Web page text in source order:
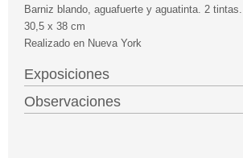
Barniz blando, aguafuerte y aguatinta. 2 tintas.
30,5 x 38 cm
Realizado en Nueva York
Exposiciones
Observaciones